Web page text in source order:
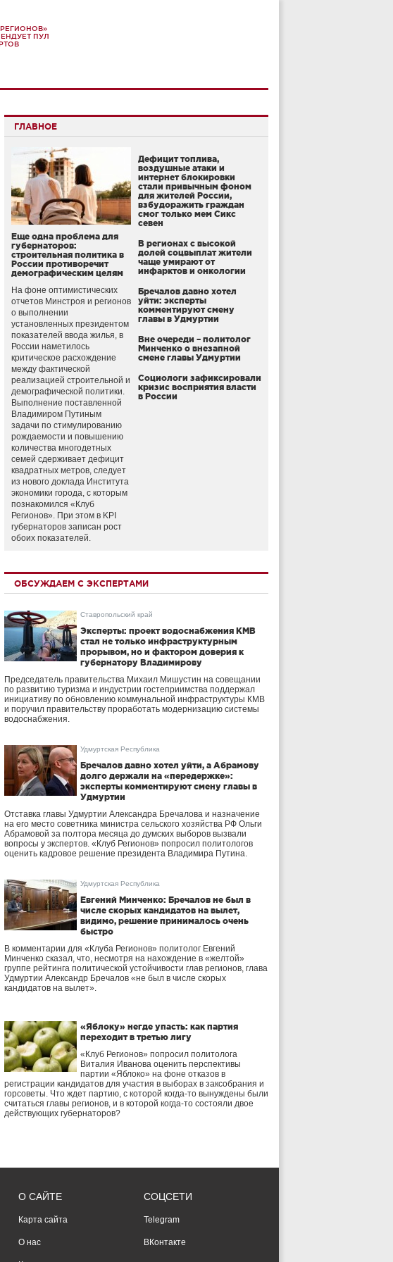
ПУЛ
ГЛАВНОЕ
Еще одна проблема для
губернаторов:
строительная политика в
России противоречит
демографическим целям
На фоне оптимистических
отчетов Минстроя и регионов
о выполнении
установленных президентом
показателей ввода жилья, в
России наметилось
критическое расхождение
между фактической
реализацией строительной и
демографической политики.
Выполнение поставленной
Владимиром Путиным
задачи по стимулированию
рождаемости и повышению
количества многодетных
семей сдерживает дефицит
квадратных метров, следует
из нового доклада Института
экономики города, с которым
познакомился «Клуб
Регионов». При этом в KPI
губернаторов записан рост
обоих показателей.
Дефицит топлива,
воздушные атаки и
интернет блокировки
стали привычным фоном
для жителей России,
взбудоражить граждан
смог только мем Сикс
севен
В регионах с высокой
долей соцвыплат жители
чаще умирают от
инфарктов и онкологии
Бречалов давно хотел
уйти: эксперты
комментируют смену
главы в Удмуртии
Вне очереди – политолог
Минченко о внезапной
смене главы Удмуртии
Социологи зафиксировали
кризис восприятия власти
в России
ОБСУЖДАЕМ С ЭКСПЕРТАМИ
Ставропольский край
Эксперты: проект водоснабжения КМВ
стал не только инфраструктурным
прорывом, но и фактором доверия к
губернатору Владимирову
Председатель правительства Михаил Мишустин на совещании
по развитию туризма и индустрии гостеприимства поддержал
инициативу по обновлению коммунальной инфраструктуры КМВ
и поручил правительству проработать модернизацию системы
водоснабжения.
Удмуртская Республика
Бречалов давно хотел уйти, а Абрамову
долго держали на «передержке»:
эксперты комментируют смену главы в
Удмуртии
Отставка главы Удмуртии Александра Бречалова и назначение
на его место советника министра сельского хозяйства РФ Ольги
Абрамовой за полтора месяца до думских выборов вызвали
вопросы у экспертов. «Клуб Регионов» попросил политологов
оценить кадровое решение президента Владимира Путина.
Удмуртская Республика
Евгений Минченко: Бречалов не был в
числе скорых кандидатов на вылет,
видимо, решение принималось очень
быстро
В комментарии для «Клуба Регионов» политолог Евгений
Минченко сказал, что, несмотря на нахождение в «желтой»
группе рейтинга политической устойчивости глав регионов, глава
Удмуртии Александр Бречалов «не был в числе скорых
кандидатов на вылет».
«Яблоку» негде упасть: как партия
переходит в третью лигу
«Клуб Регионов» попросил политолога
Виталия Иванова оценить перспективы
партии «Яблоко» на фоне отказов в
регистрации кандидатов для участия в выборах в заксобрания и
горсоветы. Что ждет партию, с которой когда-то вынуждены были
считаться главы регионов, и в которой когда-то состояли двое
действующих губернаторов?
О САЙТЕ
Карта сайта
О нас
СОЦСЕТИ
Telegram
ВКонтакте